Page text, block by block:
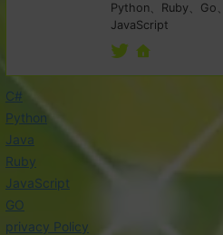
Python、Ruby、Go、
JavaScript
C#
Python
Java
Ruby
JavaScript
GO
privacy Policy